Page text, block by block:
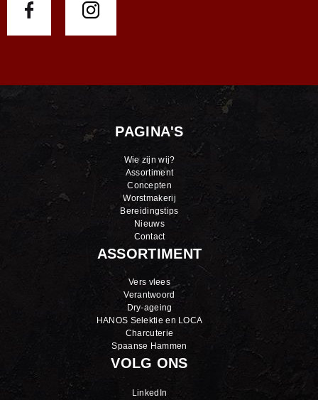
PAGINA'S
Wie zijn wij?
Assortiment
Concepten
Worstmakerij
Bereidingstips
Nieuws
Contact
ASSORTIMENT
Vers vlees
Verantwoord
Dry-ageing
HANOS Selektie en LOCA
Charcuterie
Spaanse Hammen
VOLG ONS
LinkedIn